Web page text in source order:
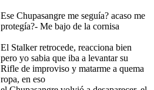
Ese Chupasangre me seguía? acaso me
protegía?- Me bajo de la cornisa
El Stalker retrocede, reacciona bien
pero yo sabia que iba a levantar su
Rifle de improviso y matarme a quema
ropa, en eso